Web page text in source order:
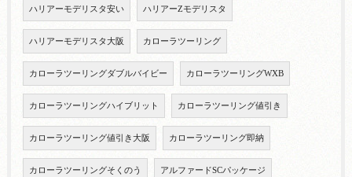
ハリアーモデリスタ安い ハリアーZモデリスタ
ハリアーモデリスタ大阪 カローラツーリング
カローラツーリングダブルバイビー カローラツーリングWXB
カローラツーリングハイブリット カローラツーリング値引き
カローラツーリング値引き大阪 カローラツーリング即納
カローラツーリングそくのう アルファードSCパッケージ